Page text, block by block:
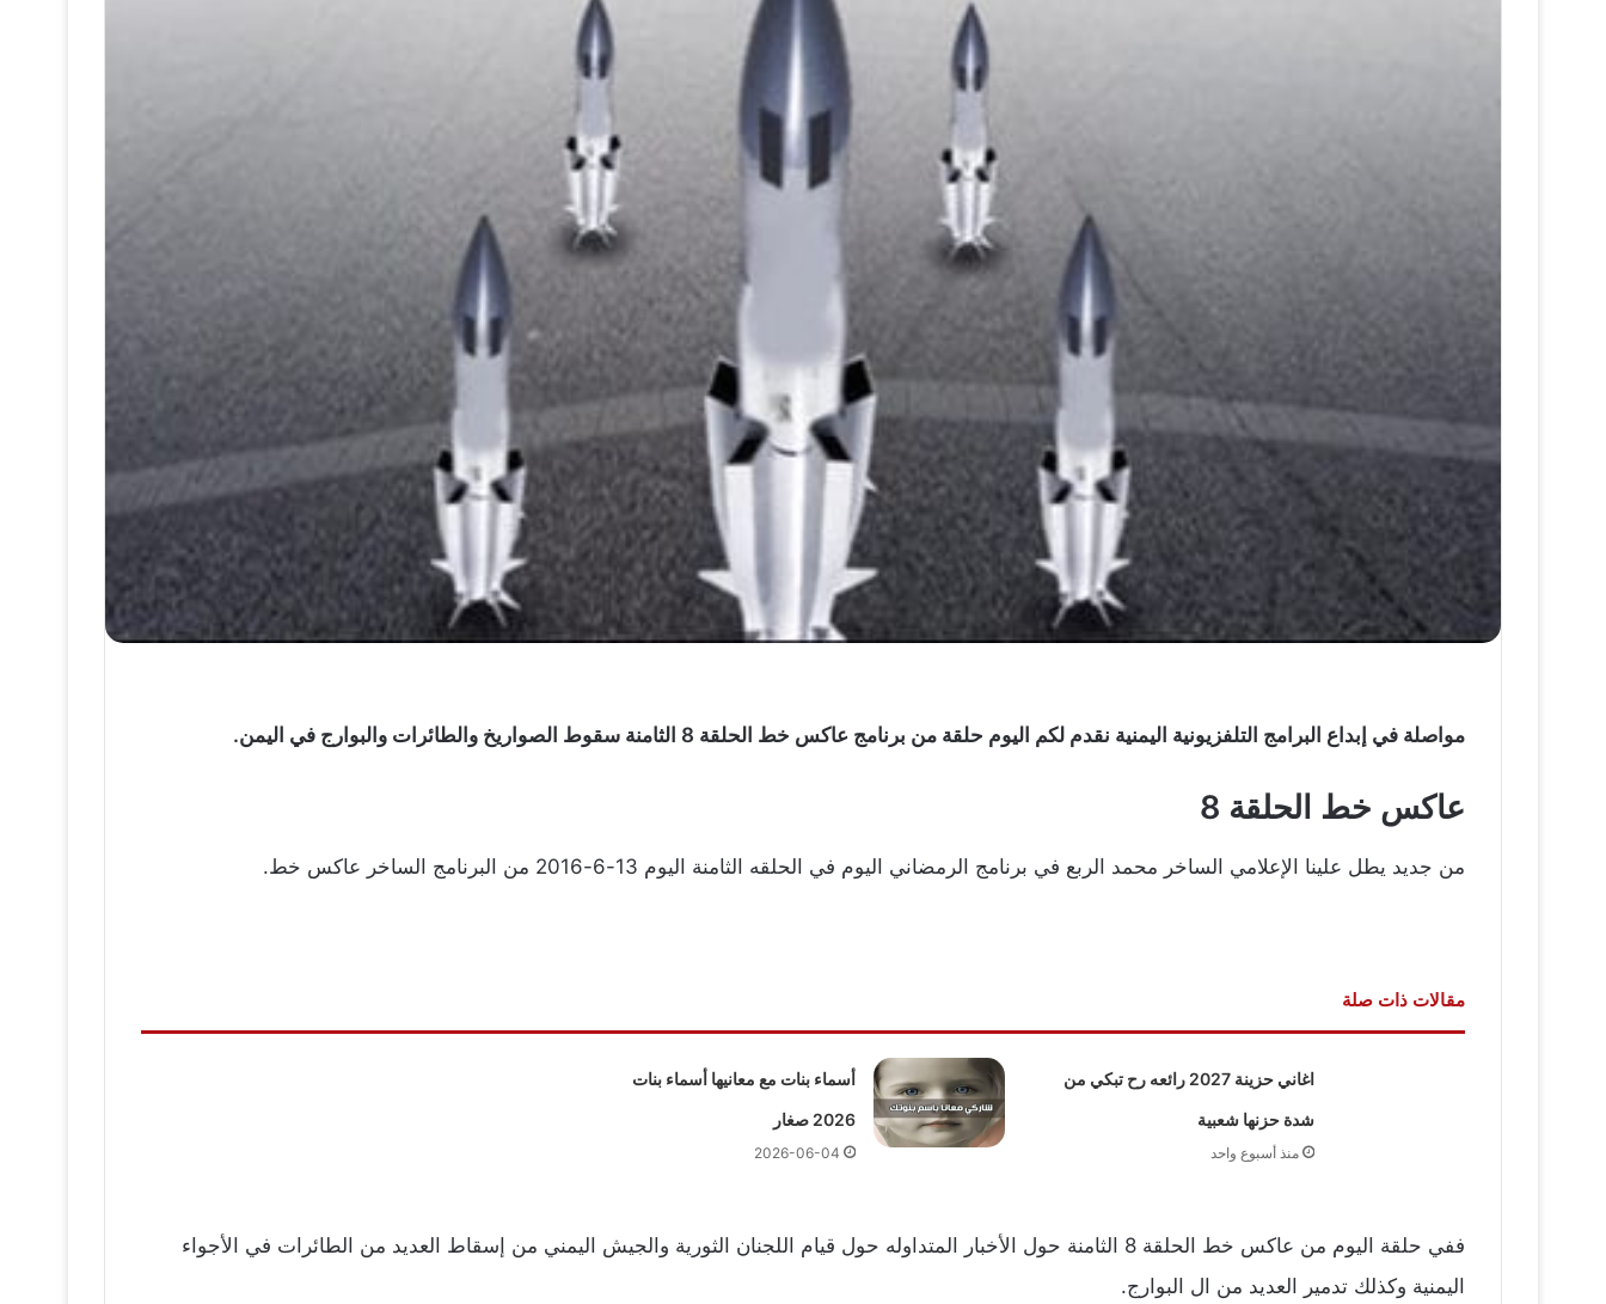
مواصلة في إبداع البرامج التلفزيونية اليمنية نقدم لكم اليوم حلقة من برنامج عاكس خط الحلقة 8 الثامنة سقوط الصواريخ والطائرات والبوارج في اليمن.
عاكس خط الحلقة 8
من جديد يطل علينا الإعلامي الساخر محمد الربع في برنامج الرمضاني اليوم في الحلقه الثامنة اليوم 13-6-2016 من البرنامج الساخر عاكس خط.
مقالات ذات صلة
اغاني حزينة 2027 رائعه رح تبكي من
شدة حزنها شعبية
منذ أسبوع واحد
أسماء بنات مع معانيها أسماء بنات
2026 صغار
2026-06-04
ففي حلقة اليوم من عاكس خط الحلقة 8 الثامنة حول الأخبار المتداوله حول قيام اللجنان الثورية والجيش اليمني من إسقاط العديد من الطائرات في الأجواء
اليمنية وكذلك تدمير العديد من ال البوارج.